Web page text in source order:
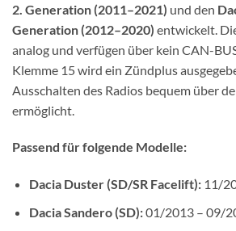
2. Generation (2011–2021) und den
Generation (2012–2020) entwickelt.
analog und verfügen über kein CAN-
Klemme 15 wird ein Zündplus
Ausschalten des Radios bequem über
ermöglicht.
Passend für folgende Modelle:
Dacia Duster (SD/SR Facelift):11/
Dacia Sandero (SD):01/2013 – 09/